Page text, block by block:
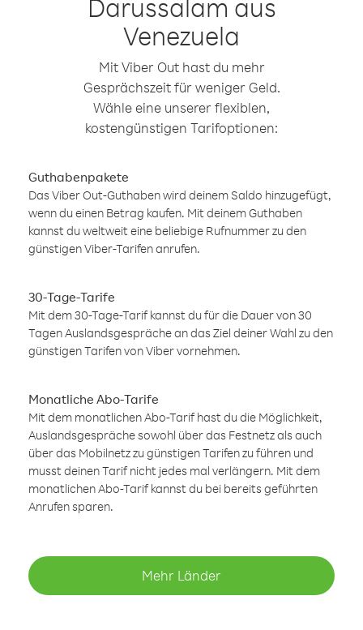
Darussalam aus
Venezuela
Mit Viber Out hast du mehr
Gesprächszeit für weniger Geld.
Wähle eine unserer flexiblen,
kostengünstigen Tarifoptionen:
Guthabenpakete
Das Viber Out-Guthaben wird deinem Saldo hinzugefügt,
wenn du einen Betrag kaufen. Mit deinem Guthaben
kannst du weltweit eine beliebige Rufnummer zu den
günstigen Viber-Tarifen anrufen.
30-Tage-Tarife
Mit dem 30-Tage-Tarif kannst du für die Dauer von 30
Tagen Auslandsgespräche an das Ziel deiner Wahl zu den
günstigen Tarifen von Viber vornehmen.
Monatliche Abo-Tarife
Mit dem monatlichen Abo-Tarif hast du die Möglichkeit,
Auslandsgespräche sowohl über das Festnetz als auch
über das Mobilnetz zu günstigen Tarifen zu führen und
musst deinen Tarif nicht jedes mal verlängern. Mit dem
monatlichen Abo-Tarif kannst du bei bereits geführten
Anrufen sparen.
Mehr Länder